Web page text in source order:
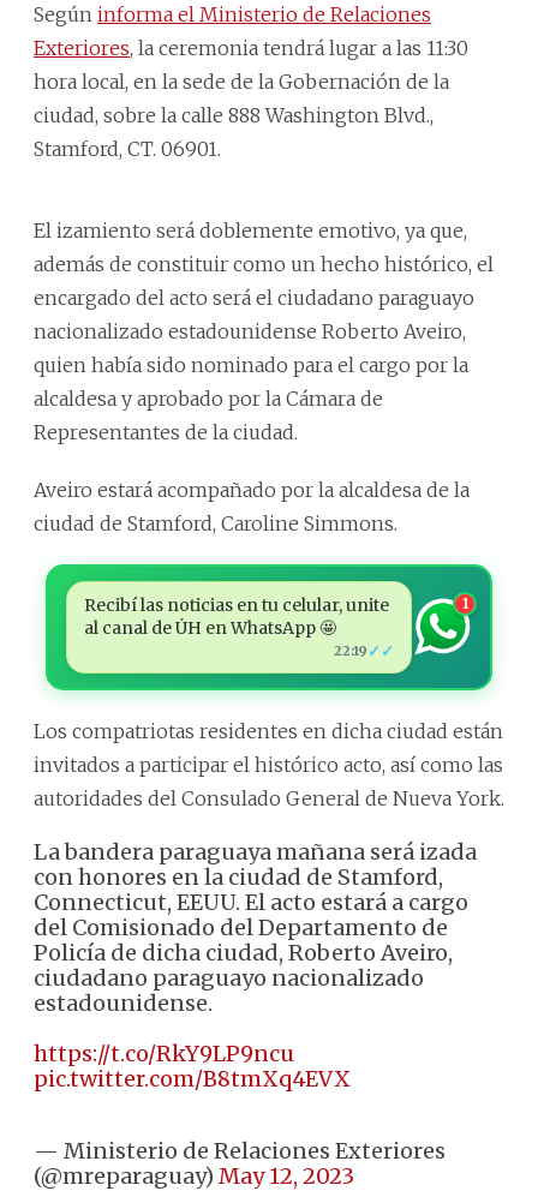
Según informa el Ministerio de Relaciones
Exteriores, la ceremonia tendrá lugar a las 11:30
hora local, en la sede de la Gobernación de la
ciudad, sobre la calle 888 Washington Blvd.,
Stamford, CT. 06901.
El izamiento será doblemente emotivo, ya que,
además de constituir como un hecho histórico, el
encargado del acto será el ciudadano paraguayo
nacionalizado estadounidense Roberto Aveiro,
quien había sido nominado para el cargo por la
alcaldesa y aprobado por la Cámara de
Representantes de la ciudad.
Aveiro estará acompañado por la alcaldesa de la
ciudad de Stamford, Caroline Simmons.
Recibí las noticias en tu celular, unite
al canal de ÚH en WhatsApp 🤩
22:19 ✓✓
1
Los compatriotas residentes en dicha ciudad están
invitados a participar el histórico acto, así como las
autoridades del Consulado General de Nueva York.
La bandera paraguaya mañana será izada
con honores en la ciudad de Stamford,
Connecticut, EEUU. El acto estará a cargo
del Comisionado del Departamento de
Policía de dicha ciudad, Roberto Aveiro,
ciudadano paraguayo nacionalizado
estadounidense.
https://t.co/RkY9LP9ncu
pic.twitter.com/B8tmXq4EVX
— Ministerio de Relaciones Exteriores
(@mreparaguay) May 12, 2023